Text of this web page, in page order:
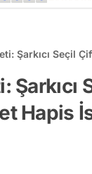
Şarkıcı Seçil
Şarkıcı
Hapis